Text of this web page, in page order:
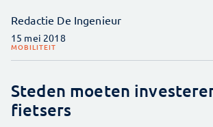
Redactie De Ingenieur
15 mei 2018
MOBILITEIT
Steden moeten
fietsers